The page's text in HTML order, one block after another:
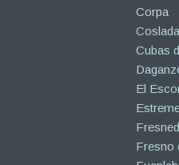
Corpa
Coslada
Cubas
El
Fresno